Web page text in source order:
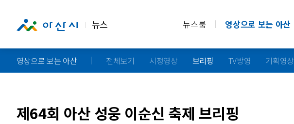
뉴스 뉴스룸 영상으로 보는 아산
영상으로 보는 아산 전체보기 시정영상 브리핑 TV방영 기획영상
제64회 아산 성웅 이순신 축제 브리핑